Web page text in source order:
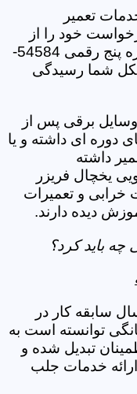
تعمیر
خود را از
طریق فرم آنلاین و یا تماس با شماره پنج رقمی 54584-
شما رسیدگی
برقی پس از
دوره ای داشته و یا
داشته
یخچال فریزر
و تعمیرات
دیده دارند.
باید کرد؟
پارس پویش با بیش از ۱۵ سال سابقه کار در
توانسته است به
تبدیل شده و
خدمات جلب